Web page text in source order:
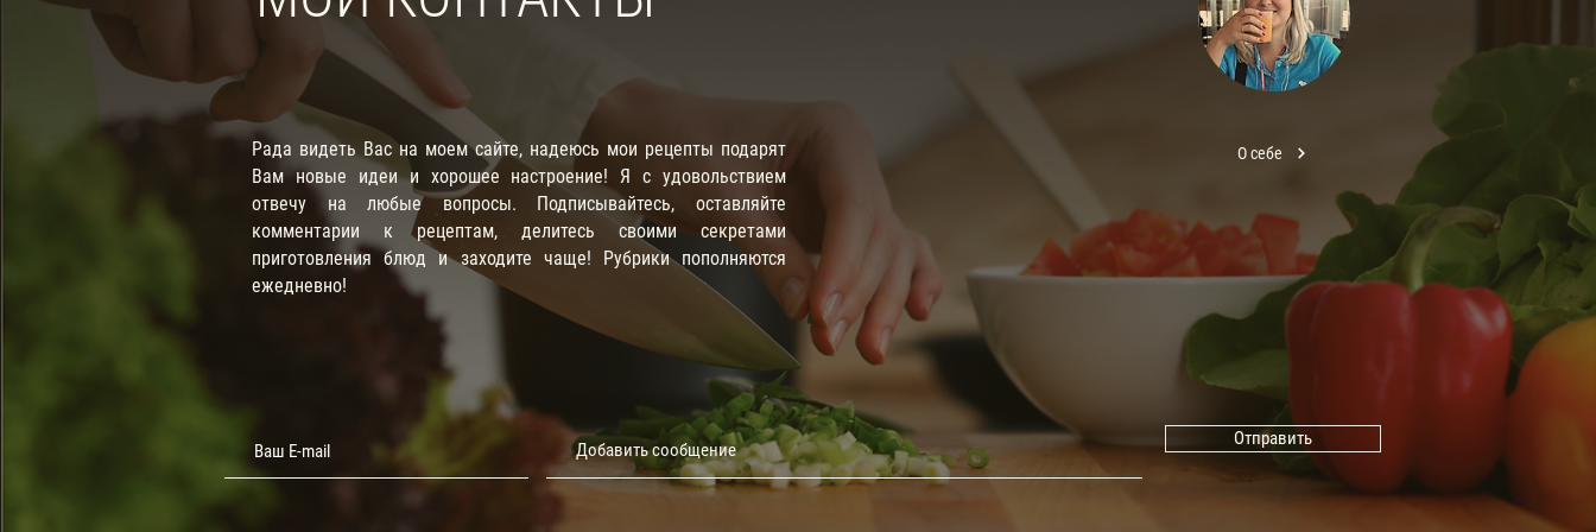
Рада видеть Вас на моем сайте, надеюсь мои рецепты подарят
Вам новые идеи и хорошее настроение! Я с удовольствием
отвечу на любые вопросы. Подписывайтесь, оставляйте
комментарии к рецептам, делитесь своими секретами
приготовления блюд и заходите чаще! Рубрики пополняются
ежедневно!
О себе
Отправить